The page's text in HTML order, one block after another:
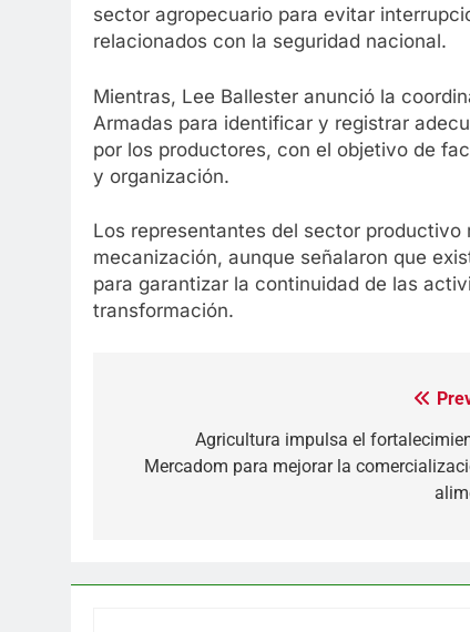
sector agropecuario para evitar
relacionados con la seguridad nacional.
Mientras, Lee Ballester anunció la
Armadas para identificar y registrar
por los productores, con el objetivo de
y organización.
Los representantes del sector
mecanización, aunque señalaron que
para garantizar la continuidad de las
transformación.
Agricultura impulsa el
Mercadom para mejorar la